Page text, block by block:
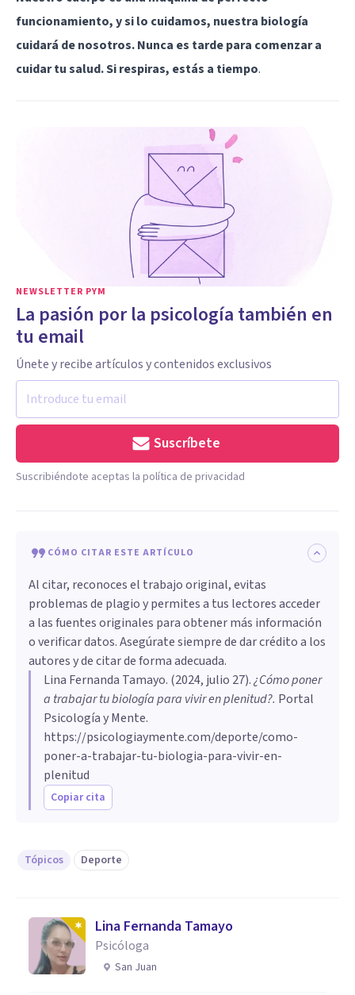
funcionamiento, y si lo cuidamos, nuestra biología
cuidará de nosotros. Nunca es tarde para comenzar a
cuidar tu salud. Si respiras, estás a tiempo.
NEWSLETTER PYM
La pasión por la psicología también en
tu email
Únete y recibe artículos y contenidos exclusivos
Suscríbete
Suscribiéndote aceptas la política de privacidad
CÓMO CITAR ESTE ARTÍCULO
Al citar, reconoces el trabajo original, evitas
problemas de plagio y permites a tus lectores acceder
a las fuentes originales para obtener más información
o verificar datos. Asegúrate siempre de dar crédito a los
autores y de citar de forma adecuada.
Lina Fernanda Tamayo. (2024, julio 27).¿Cómo poner
a trabajar tu biología para vivir en plenitud?. Portal
Psicología y Mente.
https://psicologiaymente.com/deporte/como-
poner-a-trabajar-tu-biologia-para-vivir-en-
plenitud
Copiar cita
Tópicos Deporte
Lina Fernanda Tamayo
Psicóloga
San Juan